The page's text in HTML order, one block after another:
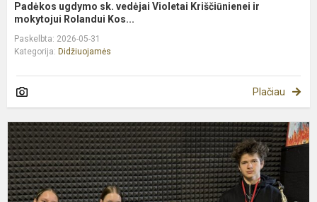
Padėkos ugdymo sk. vedėjai Violetai Kriščiūnienei ir
mokytojui Rolandui Kos...
Paskelbta: 2026-05-31
Kategorija: Didžiuojamės
Plačiau